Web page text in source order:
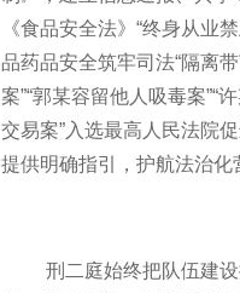
《食品安全法》“终身从业
品药品安全筑牢司法“隔离
案”“郭某容留他人吸毒案”“
交易案”入选最高人民法院
提供明确指引，护航法治化
刑二庭始终把队伍建